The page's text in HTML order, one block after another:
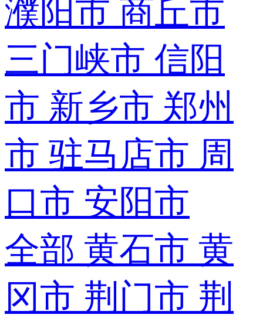
濮阳市 商丘市
三门峡市 信阳
市 新乡市 郑州
市 驻马店市 周
口市 安阳市
全部 黄石市 黄
冈市 荆门市 荆